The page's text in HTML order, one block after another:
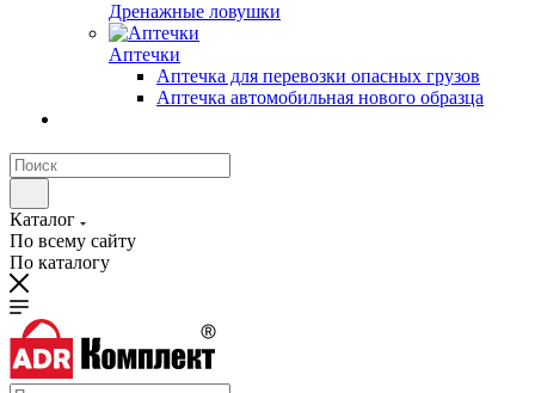
Дренажные ловушки
Аптечки
Аптечка для перевозки опасных грузов
Аптечка автомобильная нового образца
Каталог
По всему сайту
По каталогу